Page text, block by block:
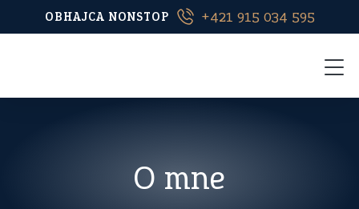
OBHAJCA NONSTOP +421 915 034 595
O mne